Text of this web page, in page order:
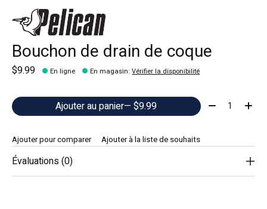
Bouchon de drain de coque
$9.99 En ligne En magasin:Vérifier la disponibilité
Ajouter au panier — $9.99 Quantité:
Ajouter pour comparer Ajouter à la liste de souhaits
Évaluations (0)